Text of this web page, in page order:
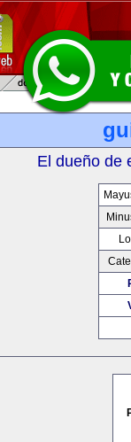
El dueño de